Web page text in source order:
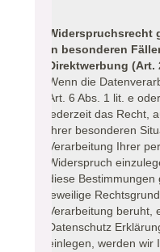
Widerspruchsrecht
in besonderen
Direktwerbung (Art.
Wenn die
Art. 6 Abs. 1 lit. e
jederzeit das Recht,
Ihrer besonderen
Verarbeitung Ihrer
Widerspruch
diese
jeweilige
Verarbeitung beruht,
Datenschutz
einlegen, werden wir